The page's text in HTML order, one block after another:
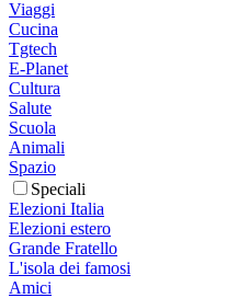
Viaggi
Cucina
Tgtech
E-Planet
Cultura
Salute
Scuola
Animali
Spazio
Speciali
Elezioni Italia
Elezioni estero
Grande Fratello
L'isola dei famosi
Amici